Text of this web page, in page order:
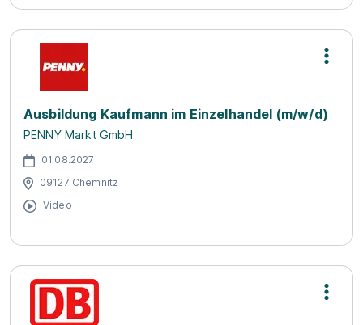
Ausbildung Kaufmann im Einzelhandel (m/w/d)
PENNY Markt GmbH
01.08.2027
09127 Chemnitz
Video